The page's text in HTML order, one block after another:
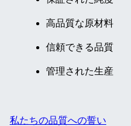
高品質な原材料
信頼できる品質
管理された生産
私たちの品質への誓い